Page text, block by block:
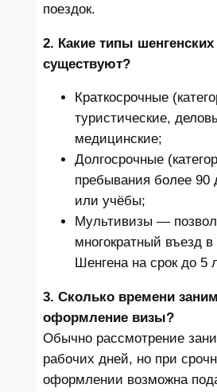
поездок.
2. Какие типы шенгенских
существуют?
Краткосрочные
туристические,
медицинские;
Долгосрочные
пребывания более 90
или учёбы;
Мультивизы —
многократный въезд в
Шенгена на срок до 5
3. Сколько времени
оформление визы?
Обычно рассмотрение
рабочих дней, но при
оформлении возможна